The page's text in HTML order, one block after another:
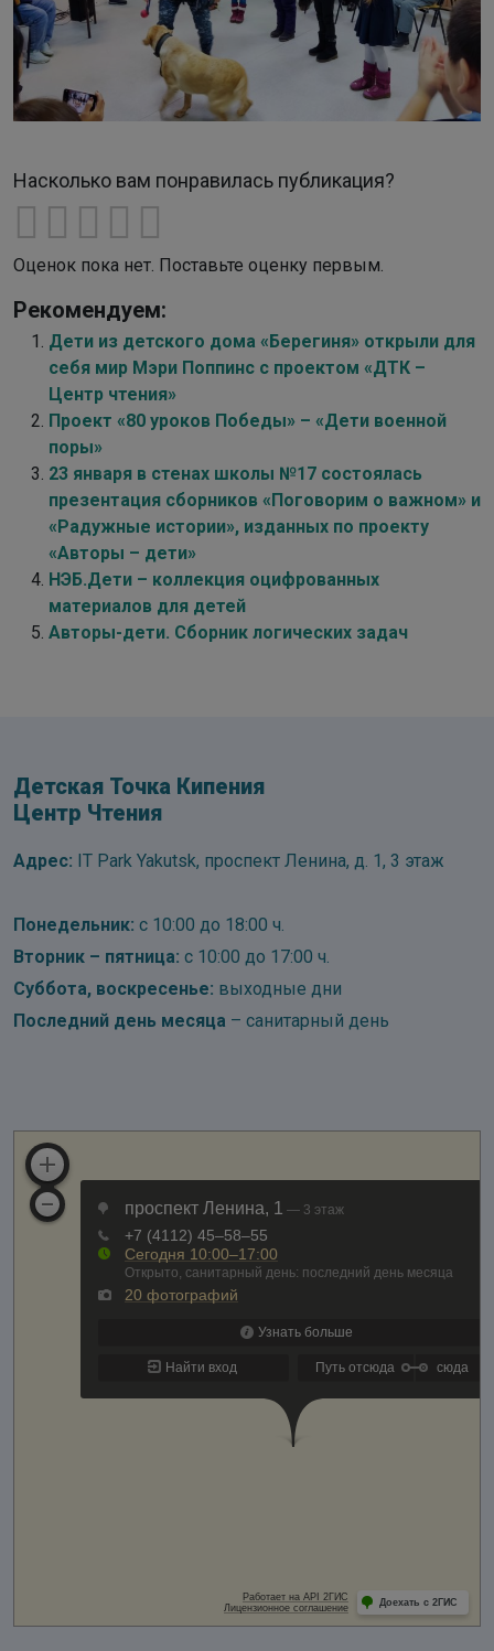
Насколько вам понравилась публикация?
Оценок пока нет. Поставьте оценку первым.
Рекомендуем:
Дети из детского дома «Берегиня» открыли для
себя мир Мэри Поппинс с проектом «ДТК –
Центр чтения»
Проект «80 уроков Победы» – «Дети военной
поры»
23 января в стенах школы №17 состоялась
презентация сборников «Поговорим о важном» и
«Радужные истории», изданных по проекту
«Авторы – дети»
НЭБ.Дети – коллекция оцифрованных
материалов для детей
Авторы-дети. Сборник логических задач
Детская Точка Кипения
Центр Чтения
Адрес: IT Park Yakutsk, проспект Ленина, д. 1, 3 этаж
Понедельник: с 10:00 до 18:00 ч.
Вторник – пятница: с 10:00 до 17:00 ч.
Суббота, воскресенье: выходные дни
Последний день месяца – санитарный день